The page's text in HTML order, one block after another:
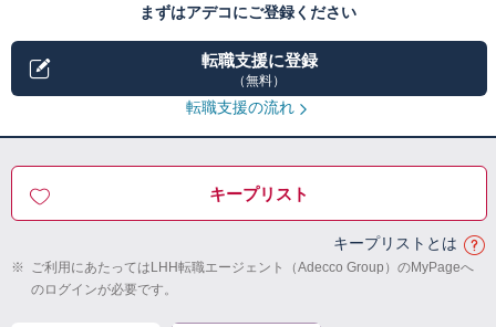
まずはアデコにご登録ください
転職支援に登録
（無料）
転職支援の流れ
キープリスト
キープリストとは
※ ご利用にあたってはLHH転職エージェント（Adecco Group）のMyPageへ
のログインが必要です。